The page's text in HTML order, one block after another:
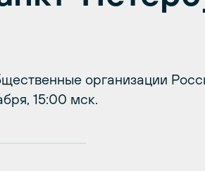
организации
15:00 мск.